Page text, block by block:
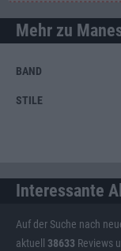
Mehr zu
BAND
STILE
Interessante
Auf der Suche nach
aktuell 38633 Reviews